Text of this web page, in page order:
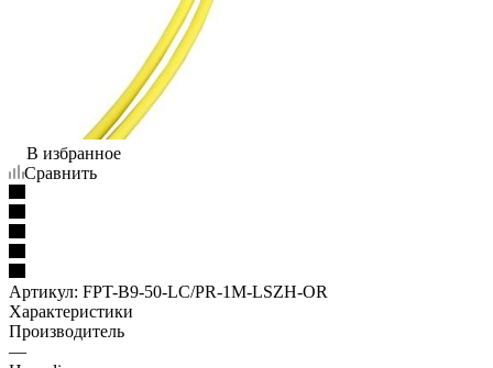
В избранное
Сравнить
Артикул: FPT-B9-50-LC/PR-1M-LSZH-OR
Характеристики
Производитель
—